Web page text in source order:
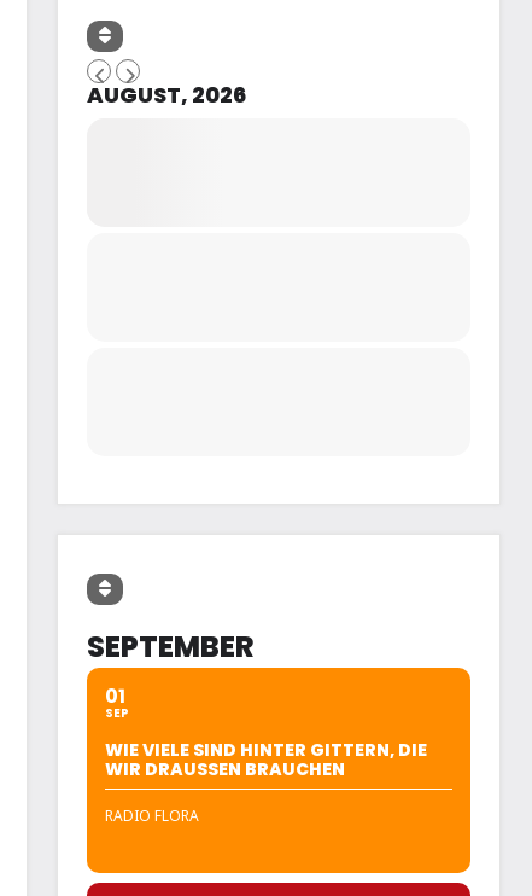
AUGUST, 2026
SEPTEMBER
01
SEP
WIE VIELE SIND HINTER GITTERN, DIE
WIR DRAUSSEN BRAUCHEN
RADIO FLORA